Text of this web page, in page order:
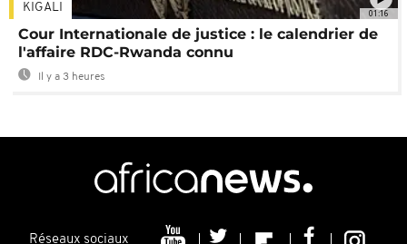
01:16
KIGALI
Cour Internationale de justice : le calendrier de
l'affaire RDC-Rwanda connu
Il y a 3 heures
Réseaux sociaux